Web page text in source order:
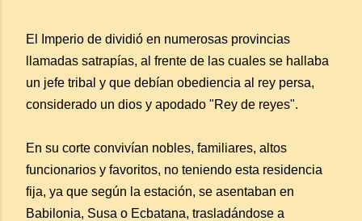
El Imperio de dividió en numerosas provincias
llamadas satrapías, al frente de las cuales se hallaba
un jefe tribal y que debían obediencia al rey persa,
considerado un dios y apodado "Rey de reyes".
En su corte convivían nobles, familiares, altos
funcionarios y favoritos, no teniendo esta residencia
fija, ya que según la estación, se asentaban en
Babilonia, Susa o Ecbatana, trasladándose a